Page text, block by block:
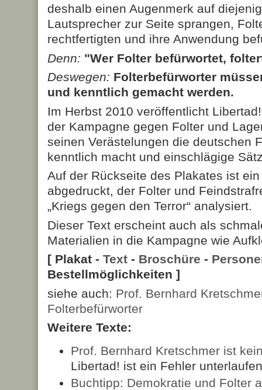
deshalb einen Augenmerk auf
Lautsprecher zur Seite sprangen,
rechtfertigten und ihre Anwendung
Denn: "Wer Folter befürwortet,
Deswegen: Folterbefürworter
und kenntlich gemacht werden.
Im Herbst 2010 veröffentlicht
der Kampagne gegen Folter und
seinen Verästelungen die deutschen
kenntlich macht und einschlägige
Auf der Rückseite des Plakates ist
abgedruckt, der Folter und
„Kriegs gegen den Terror“ analysiert.
Dieser Text erscheint auch als
Materialien in die Kampagne wie
[ Plakat - Text - Broschüre -
Bestellmöglichkeiten ]
siehe auch: Prof. Bernhard
Folterbefürworter
Weitere Texte:
Prof. Bernhard Kretschmer ist
Libertad! ist ein Fehler unterlaufen
Buchtipp: Demokratie und Folter